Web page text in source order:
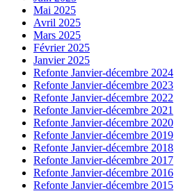
Mai 2025
Avril 2025
Mars 2025
Février 2025
Janvier 2025
Refonte Janvier-décembre 2024
Refonte Janvier-décembre 2023
Refonte Janvier-décembre 2022
Refonte Janvier-décembre 2021
Refonte Janvier-décembre 2020
Refonte Janvier-décembre 2019
Refonte Janvier-décembre 2018
Refonte Janvier-décembre 2017
Refonte Janvier-décembre 2016
Refonte Janvier-décembre 2015